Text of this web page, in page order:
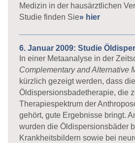
Medizin in der hausärztlichen
Studie finden Sie» hier
6. Januar 2009: Studie
In einer Metaanalyse in der
Complementary and Alternative
kürzlich gezeigt werden, dass die
Öldispersionsbadetherapie, die
Therapiespektrum der
gehört, gute Ergebnisse bringt.
wurden die Öldispersionsbäder
Krankheitsbildern sowie bei